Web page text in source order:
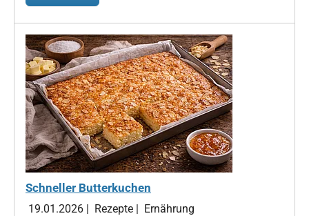
Schneller Butterkuchen
19.01.2026 | Rezepte | Ernährung